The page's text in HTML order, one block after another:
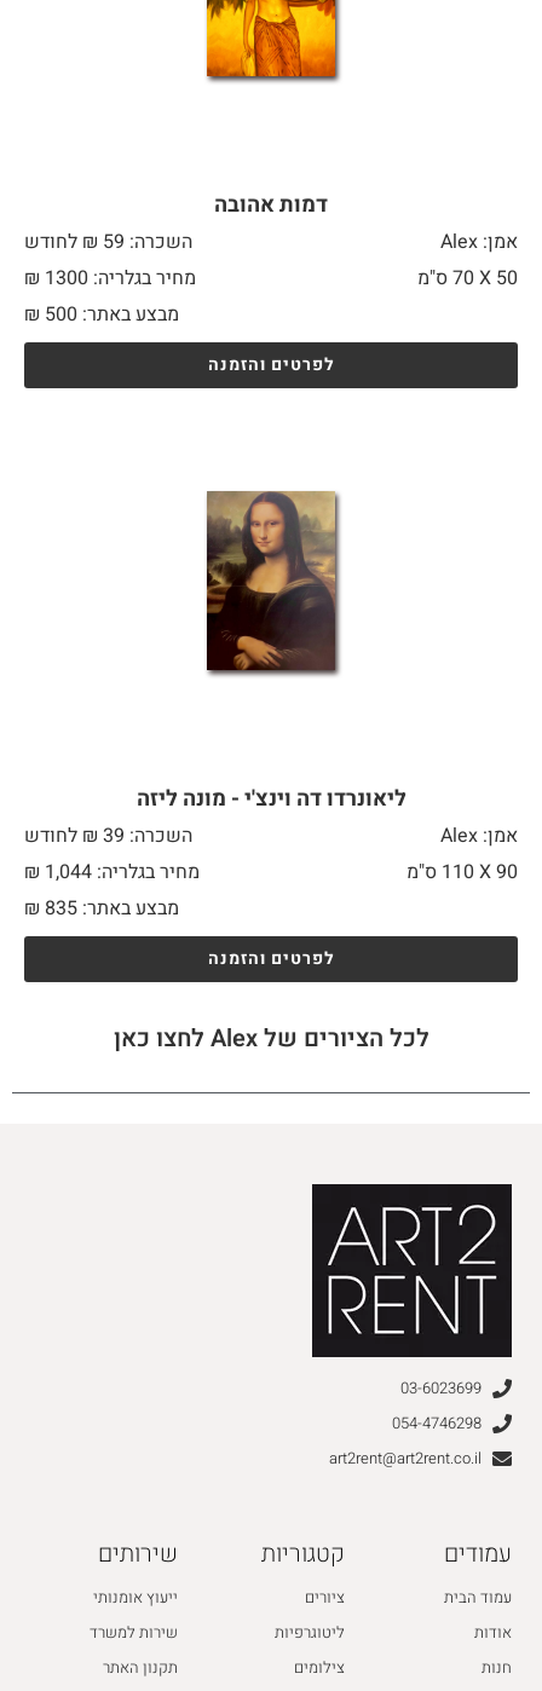
דמות אהובה
אמן: Alex
השכרה: 59 ₪ לחודש
50 X
מחיר בגלריה: 1300 ₪
מבצע באתר:
₪ 500
לפרטים והזמנה
ליאונרדו דה וינצ'י - מונה ליזה
אמן: Alex
השכרה: 39 ₪ לחודש
90 X
מחיר בגלריה: 1,044 ₪
מבצע באתר:
₪ 835
לפרטים והזמנה
לכל הציורים של Alex לחצו כאן
03-6023699
054-4746298
art2rent@art2rent.co.il
עמודים
עמוד הבית
אודות
חנות
קטגוריות
ציורים
ליטוגרפיות
צילומים
שירותים
ייעוץ אומנותי
שירות למשרד
תקנון האתר